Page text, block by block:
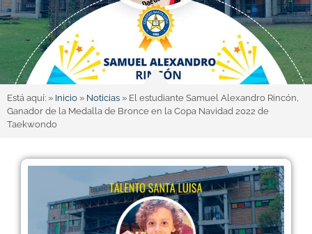
Está aquí: » Inicio » Noticias » El estudiante Samuel Alexandro Rincón,
Ganador de la Medalla de Bronce en la Copa Navidad 2022 de
Taekwondo